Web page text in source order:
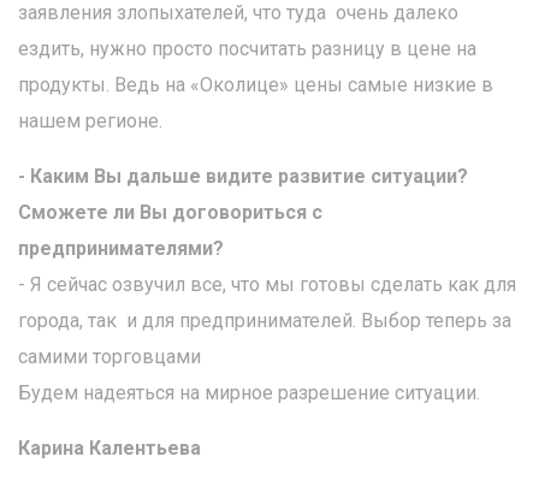
заявления злопыхателей, что туда очень далеко
ездить, нужно просто посчитать разницу в цене на
продукты. Ведь на «Околице» цены самые низкие в
нашем регионе.
- Каким Вы дальше видите развитие ситуации?
Сможете ли Вы договориться с
предпринимателями?
- Я сейчас озвучил все, что мы готовы сделать как для
города, так и для предпринимателей. Выбор теперь за
самими торговцами
Будем надеяться на мирное разрешение ситуации.
Карина Калентьева